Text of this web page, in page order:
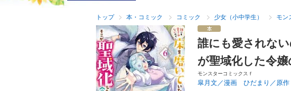
トップ 本・コミック コミック 少女（小中学生） モン
誰にも愛されな
が聖域化した令
モンスターコミックスｆ
皐月文／漫画 ひだまり／原